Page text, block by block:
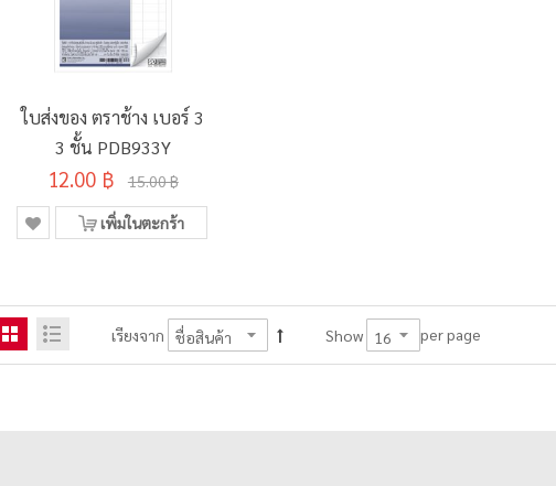
ใบส่งของ ตราช้าง เบอร์ 3
3 ชั้น PDB933Y
12.00 ฿ 15.00 ฿
เพิ่มในตะกร้า
เรียงจาก Show per page